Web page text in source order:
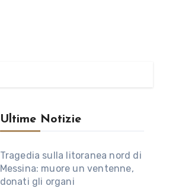
Ultime Notizie
Tragedia sulla litoranea nord di
Messina: muore un ventenne,
donati gli organi